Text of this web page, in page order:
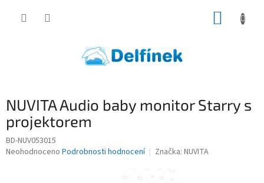
NUVITA Audio baby monitor Starry s
projektorem
BD-NUV053015
Průměrné
Neohodnoceno Podrobnosti hodnocení Značka: NUVITA